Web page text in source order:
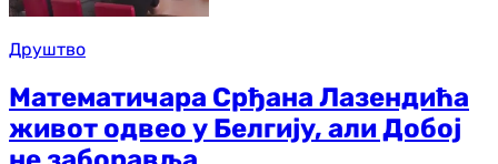
Друштво
Математичара Срђана Лазендића
живот одвео у Белгију, али Добој